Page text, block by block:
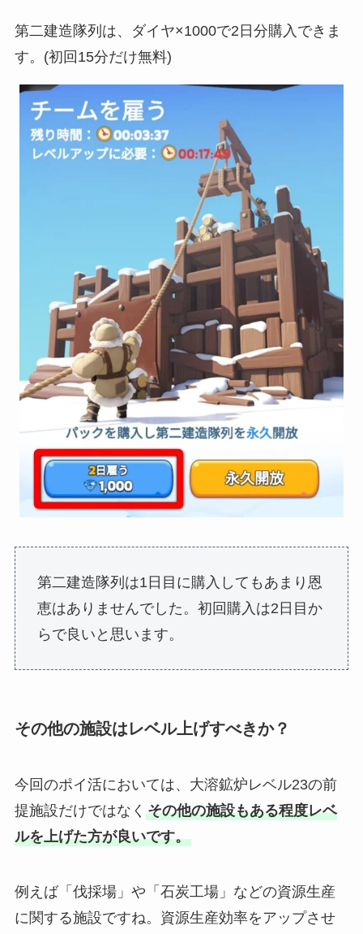
第二建造隊列は、ダイヤ×1000で2日分購入できま
す。(初回15分だけ無料)
第二建造隊列は1日目に購入してもあまり恩
恵はありませんでした。初回購入は2日目か
らで良いと思います。
その他の施設はレベル上げすべきか？
今回のポイ活においては、大溶鉱炉レベル23の前
提施設だけではなく その他の施設もある程度レベ
ルを上げた方が良いです。
例えば「伐採場」や「石炭工場」などの資源生産
に関する施設ですね。資源生産効率をアップさせ